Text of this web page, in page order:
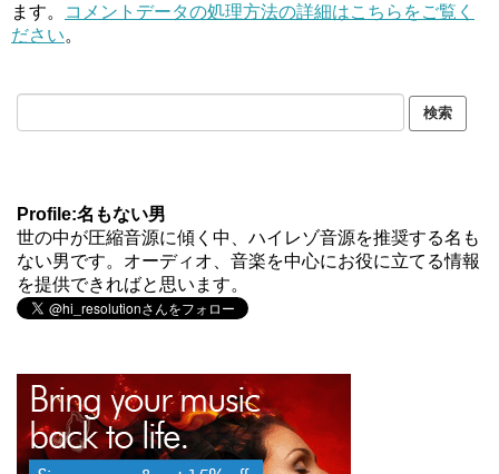
ます。
コメントデータの処理方法の詳細はこちらをご覧く
ださい。
Profile:名もない男
世の中が圧縮音源に傾く中、ハイレゾ音源を推奨する名も
ない男です。オーディオ、音楽を中心にお役に立てる情報
を提供できればと思います。